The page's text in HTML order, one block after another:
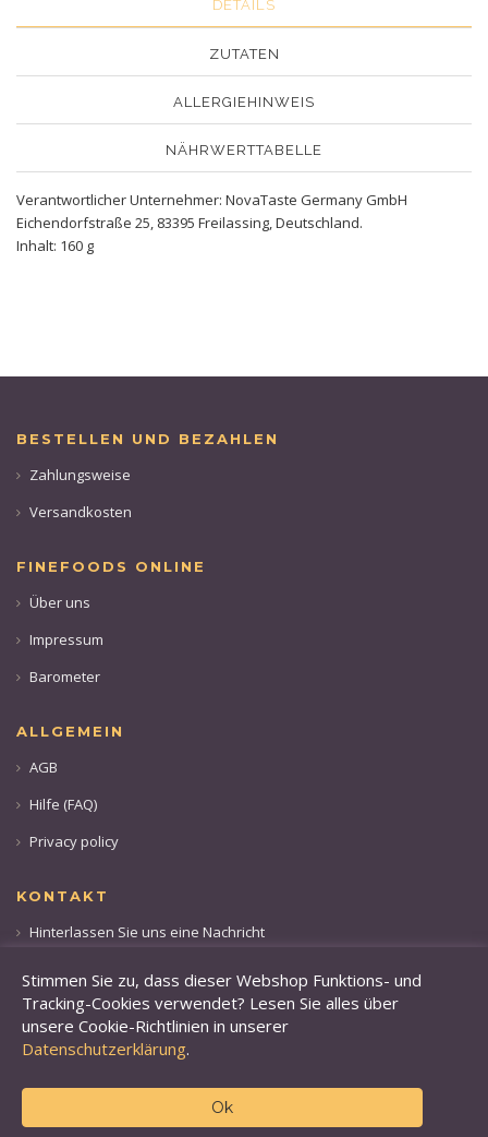
DETAILS
ZUTATEN
ALLERGIEHINWEIS
NÄHRWERTTABELLE
Verantwortlicher Unternehmer: NovaTaste Germany GmbH
Eichendorfstraße 25, 83395 Freilassing, Deutschland.
Inhalt: 160 g
BESTELLEN UND BEZAHLEN
Zahlungsweise
Versandkosten
FINEFOODS ONLINE
Über uns
Impressum
Barometer
ALLGEMEIN
AGB
Hilfe (FAQ)
Privacy policy
KONTAKT
Hinterlassen Sie uns eine Nachricht
Stimmen Sie zu, dass dieser Webshop Funktions- und
Tracking-Cookies verwendet? Lesen Sie alles über
unsere Cookie-Richtlinien in unserer
Datenschutzerklärung.
Ok